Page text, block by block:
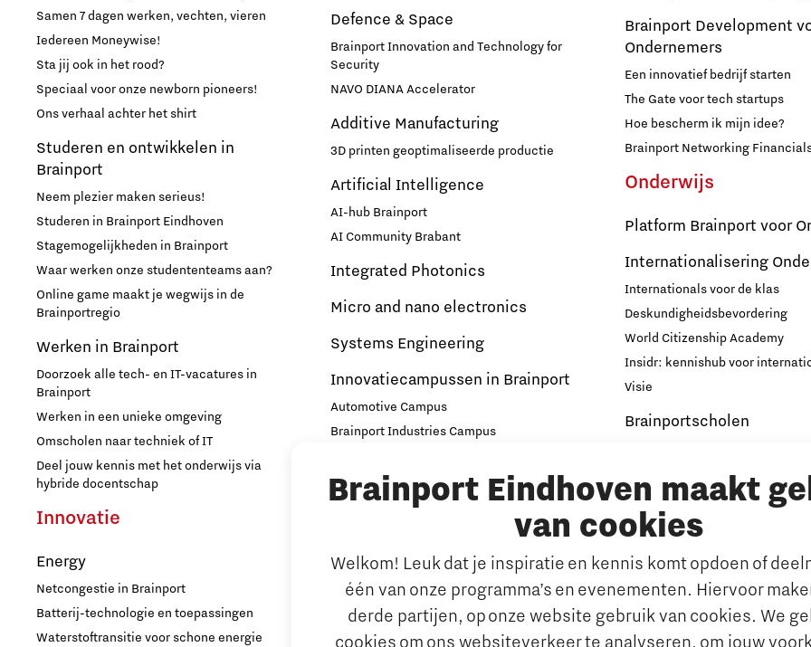
Brainport Eindhoven maakt
van cookies
Welkom! Leuk dat je inspiratie en kennis komt opdoen of
één van onze programma’s en evenementen. Hiervoor
derde partijen, op onze website gebruik van cookies. We
cookies om ons websiteverkeer te analyseren, om jouw
Mobiliteit
Netcongestie
Ondernemen
Onderwijs
Ontdek Brainport
Opschaling energie-innovatie
en producten
PSV partnership
Quantum Computing
Regio Deal Brainport Eindhoven
Samenwerken
Startups
Strategie & Organisatie
Samen 7 dagen werken, vechten, vieren
Iedereen Moneywise!
Sta jij ook in het rood?
Speciaal voor onze newborn pioneers!
Ons verhaal achter het shirt
Studeren en ontwikkelen in
Brainport
Neem plezier maken serieus!
Studeren in Brainport Eindhoven
Stagemogelijkheden in Brainport
Waar werken onze studententeams aan?
Online game maakt je wegwijs in de
Brainportregio
Werken in Brainport
Doorzoek alle tech- en IT-vacatures in
Brainport
Werken in een unieke omgeving
Omscholen naar techniek of IT
Deel jouw kennis met het onderwijs via
hybride docentschap
Innovatie
Energy
Netcongestie in Brainport
Batterij-technologie en toepassingen
Waterstoftransitie voor schone energie
Defence & Space
Brainport Innovation and Technology for
Security
NAVO DIANA Accelerator
Additive Manufacturing
3D printen geoptimaliseerde productie
Artificial Intelligence
AI-hub Brainport
AI Community Brabant
Integrated Photonics
Micro and nano electronics
Systems Engineering
Innovatiecampussen in Brainport
Automotive Campus
Brainport Industries Campus
Strijp District
TU/e Campus
Arbeidsmarkt
Aantrekken en behouden van talent
Internationaal talent aantrekken en
Brainport Development
Ondernemers
Een innovatief bedrijf starten
The Gate voor tech startups
Hoe bescherm ik mijn idee?
Brainport Networking
Onderwijs
Platform Brainport voor
Internationalisering
Internationals voor de klas
Deskundigheidsbevordering
World Citizenship Academy
Insidr: kennishub voor
Visie
Brainportscholen
Publicaties Brainport
Onderwijs
Whitepapers & Onderzoeken
Nieuwsbrief
Insidr wijst